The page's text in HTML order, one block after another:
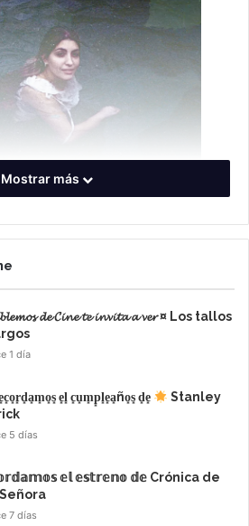
: 16 DE MARZO
– Avenida Rivadavia 1635
al Miércoles 22 de marzo
Mostrar más
𝓭𝓮 𝓒𝓲𝓷𝓮 𝓽𝓮 𝓲𝓷𝓿𝓲𝓽𝓪 𝓪 𝓿𝓮𝓻 ¤ Los tallos
1 día
e͙l͙ c͙u͙m͙p͙l͙e͙a͙ño͙s͙ d͙e͙
Stanley
5 días
𝕖𝕝 𝕖𝕤𝕥𝕣𝕖𝕟𝕠 𝕕𝕖 Crónica de
7 días